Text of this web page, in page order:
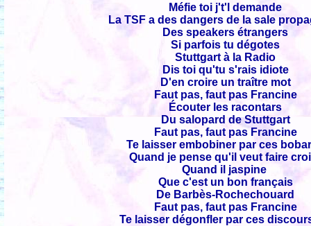
Méfie toi j't'l demande
La TSF a des dangers de la sale
Des speakers étrangers
Si parfois tu dégotes
Stuttgart à la Radio
Dis toi qu'tu s'rais idiote
D'en croire un traître mot
Faut pas, faut pas Francine
Écouter les racontars
Du salopard de Stuttgart
Faut pas, faut pas Francine
Te laisser embobiner par ces
Quand je pense qu'il veut faire
Quand il jaspine
Que c'est un bon français
De Barbès-Rochechouard
Faut pas, faut pas Francine
Te laisser dégonfler par ces